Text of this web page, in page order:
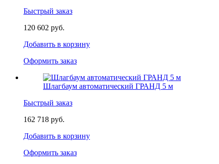
Быстрый заказ
120 602 руб.
Добавить в корзину
Оформить заказ
Шлагбаум автоматический ГРАНД 5 м
Быстрый заказ
162 718 руб.
Добавить в корзину
Оформить заказ